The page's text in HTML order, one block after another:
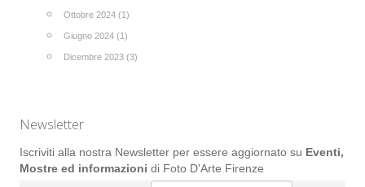
Ottobre 2024 (1)
Giugno 2024 (1)
Dicembre 2023 (3)
Newsletter
Iscriviti alla nostra Newsletter per essere aggiornato su Eventi,
Mostre ed informazioni di Foto D'Arte Firenze